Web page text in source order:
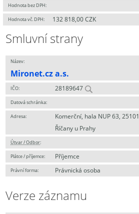
Hodnota bez DPH:
Hodnota vč. DPH: 132 818,00 CZK
Smluvní strany
Název:
Mironet.cz a.s.
IČO: 28189647
Datová schránka:
Adresa:
Komerční, hala NUP 63, 25101
Říčany u Prahy
Útvar / Odbor:
Plátce / příjemce: Příjemce
Právní forma: Právnická osoba
Verze záznamu